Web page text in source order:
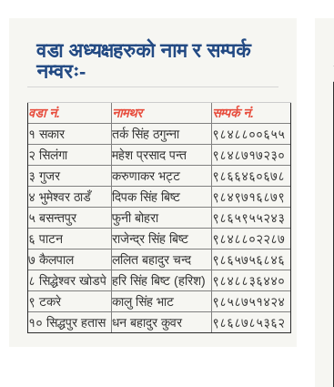
वडा अध्यक्षहरुको नाम र सम्पर्क
नम्वरः-
वडा नं. नामथर
सम्पर्क नं.
१ सकार
तर्क सिंह ठगुन्‍ना
९८४८८००६५५
२ सिलंगा
महेश प्रसाद पन्त
९८४८७१७२३०
३ गुजर
करुणाकर भट्ट
९८६६४६०६७८
४ भुमेश्‍वर ठाडँ
दिपक सिंह बिष्‍ट
९८४९७१६८७९
५ बसन्तपुर
फुनी बोहरा
९८६५९५५२४३
६ पाटन
राजेन्द्र सिंह बिष्‍ट
९८४८८०२२८७
७ कैलपाल
ललित बहादुर चन्द
९८६५७५६८४६
८ सिद्धेश्‍वर खोडपे हरि सिंह बिष्‍ट (हरिश) ९८४८८३६४४०
९ टकरे
कालु सिंह भाट
९८५८७५१४२४
१० सिद्धपुर हतास धन बहादुर कुवर ९८६८७८५३६२